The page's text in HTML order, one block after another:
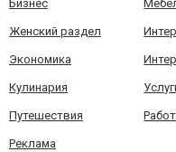
Бизнес
Женский раздел
Экономика
Кулинария
Путешествия
Реклама